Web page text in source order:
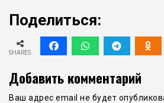
Поделиться:
SHARES
Добавить комментарий
Ваш адрес email не будет